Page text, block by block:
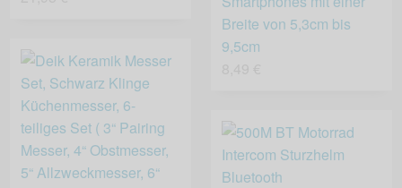
Breite von 5,3cm bis
9,5cm